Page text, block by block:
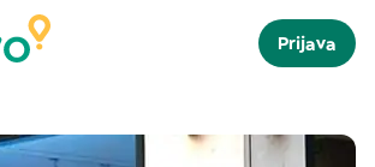
Prijava